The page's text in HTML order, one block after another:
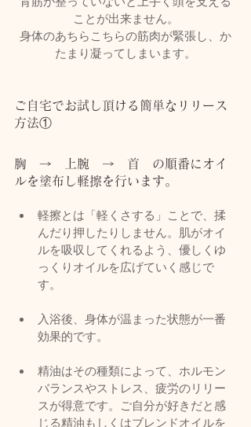
ことが出来ません。
身体のあちらこちらの筋肉が緊張し、か
たまり凝ってしまいます。
ご自宅でお試し頂ける簡単なリリース
方法①
胸　→　上腕　→　首　の順番にオイ
ルを塗布し軽擦を行います。
軽擦とは「軽くさする」ことで、揉
んだり押したりしません。肌がオイ
ルを吸収してくれるよう、優しくゆ
っくりオイルを広げていく感じで
す。
入浴後、身体が温まった状態が一番
効果的です。
精油はその種類によって、ホルモン
バランスやストレス、疲労のリリー
スが得意です。ご自分が好きだと感
じる精油もしくはブレンドオイルを